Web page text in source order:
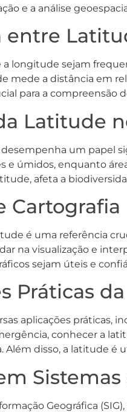
e a análise
entre
a longitude sejam
mede a distância em
para a compreensão
Latitude
um papel
e úmidos, enquanto
afeta a
Cartografia
é uma referência
na visualização e
sejam úteis e
Práticas
aplicações práticas,
conhecer a
Além disso, a latitude é
Sistemas
Geográfica